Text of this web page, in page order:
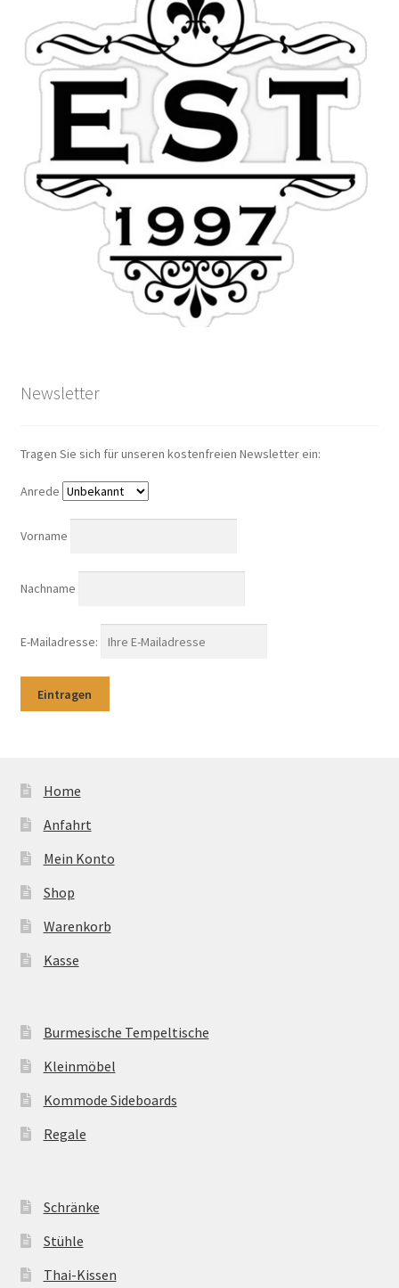
Newsletter
Tragen Sie sich für unseren kostenfreien Newsletter ein:
Anrede
Vorname
Nachname
E-Mailadresse:
Home
Anfahrt
Mein Konto
Shop
Warenkorb
Kasse
Burmesische Tempeltische
Kleinmöbel
Kommode Sideboards
Regale
Schränke
Stühle
Thai-Kissen